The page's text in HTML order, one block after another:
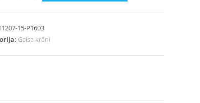
15-P1603
Gaisa krāni